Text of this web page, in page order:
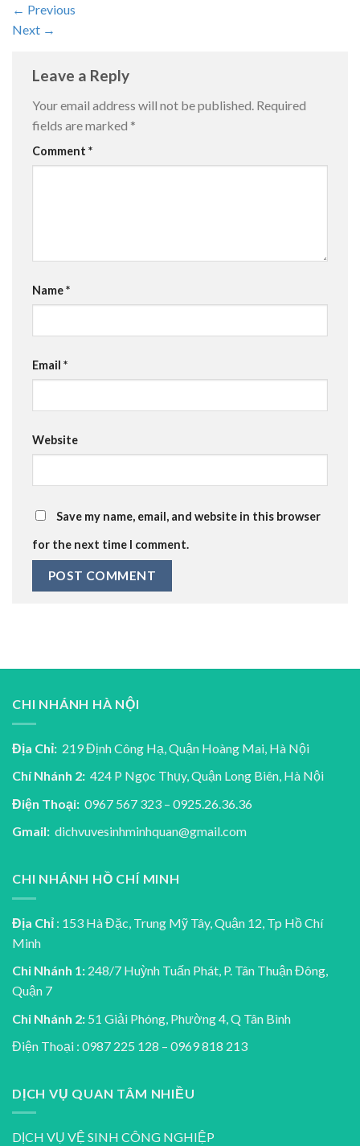
← Previous
Next →
Leave a Reply
Your email address will not be published. Required
fields are marked *
Comment *
Name*
Email *
Website
Save my name, email, and website in this browser
for the next time I comment.
CHI NHÁNH HÀ NỘI
Địa Chỉ: 219 Định Công Hạ, Quận Hoàng Mai, Hà Nội
Chí Nhánh 2: 424 P Ngọc Thụy, Quận Long Biên, Hà Nội
Điện Thoại: 0967 567 323 – 0925.26.36.36
Gmail: dichvuvesinhminhquan@gmail.com
CHI NHÁNH HỒ CHÍ MINH
Địa Chỉ : 153 Hà Đặc, Trung Mỹ Tây, Quận 12, Tp Hồ Chí
Minh
Chi Nhánh 1: 248/7 Huỳnh Tuấn Phát, P. Tân Thuận Đông,
Quận 7
Chi Nhánh 2: 51 Giải Phóng, Phường 4, Q Tân Bình
Điện Thoại : 0987 225 128 – 0969 818 213
DỊCH VỤ QUAN TÂM NHIỀU
DỊCH VỤ VỆ SINH CÔNG NGHIỆP